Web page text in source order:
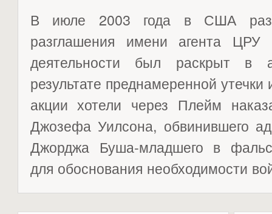
В июле 2003 года в США
разглашения имени агента
деятельности был раскрыт в
результате преднамеренной
акции хотели через Плейм
Джозефа Уилсона, обвинившего
Джорджа Буша-младшего в
для обоснования необходимости